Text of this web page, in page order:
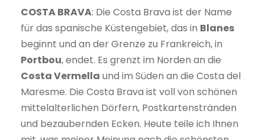
COSTA BRAVA: Die Costa Brava ist der Name
für das spanische Küstengebiet, das in Blanes
beginnt und an der Grenze zu Frankreich, in
Portbou, endet. Es grenzt im Norden an die
Costa Vermella und im Süden an die Costa del
Maresme. Die Costa Brava ist voll von schönen
mittelalterlichen Dörfern, Postkartenstränden
und bezaubernden Ecken. Heute teile ich Ihnen